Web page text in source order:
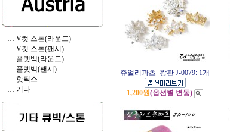
… V컷 스톤(라운드)
… V컷 스톤(팬시)
… 플랫백(라운드)
… 플랫백(팬시)
… 핫픽스
… 기타
쥬얼리파츠_왕관 J-0079: 1개
1,200원(옵션별 변동)